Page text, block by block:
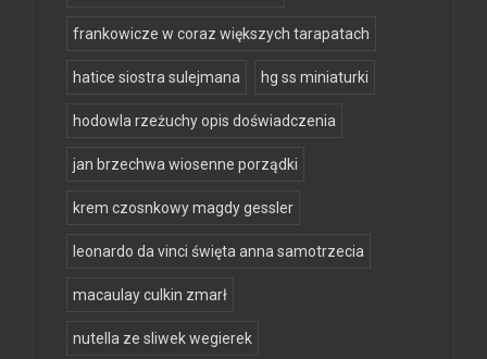
frankowicze w coraz większych tarapatach
hatice siostra sulejmana hg ss miniaturki
hodowla rzeżuchy opis doświadczenia
jan brzechwa wiosenne porządki
krem czosnkowy magdy gessler
leonardo da vinci święta anna samotrzecia
macaulay culkin zmarł
nutella ze sliwek wegierek